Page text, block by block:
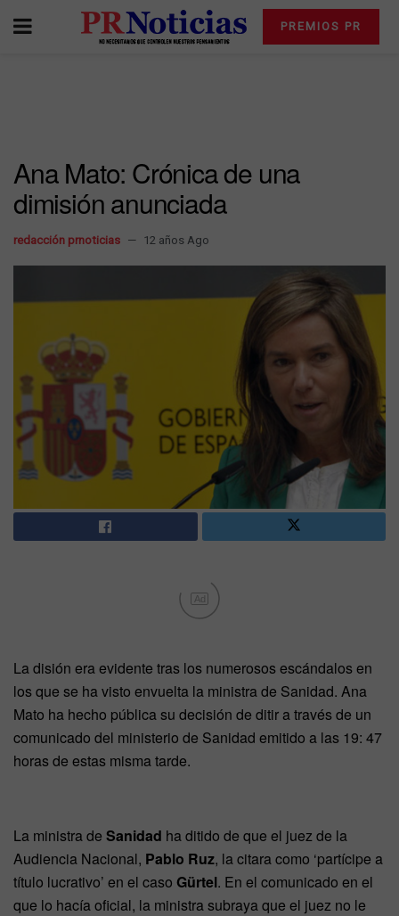
PREMIOS PR
Ana Mato: Crónica de una
dimisión anunciada
redacción prnoticias 12 años Ago
Ad
La disión era evidente tras los numerosos escándalos en
los que se ha visto envuelta la ministra de Sanidad. Ana
Mato ha hecho pública su decisión de ditir a través de un
comunicado del ministerio de Sanidad emitido a las 19: 47
horas de estas misma tarde.
La ministra de Sanidad ha ditido de que el juez de la
Audiencia Nacional, Pablo Ruz, la citara como ‘partícipe a
título lucrativo’ en el caso Gürtel. En el comunicado en el
que lo hacía oficial, la ministra subraya que el juez no le